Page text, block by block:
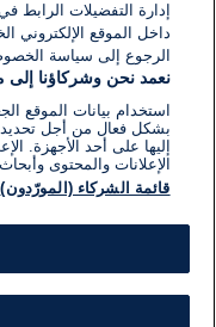
إدارة التفضيلات الرابط
داخل الموقع الإلكتروني
الرجوع إلى سياسة
نعمد نحن وشركاؤنا إلى
استخدام بيانات الموقع
بشكل فعال من أجل تحديد
إليها على أحد الأجهزة.
الإعلانات والمحتوى
قائمة الشركاء (المورّدون)